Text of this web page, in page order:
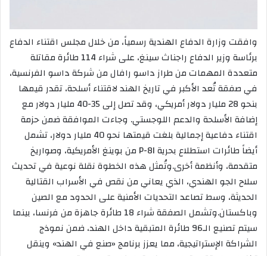
وافقت وزارة الدفاع الهندية رسمياً، من خلال مجلس اقتناء الدفاع
برئاسة وزير الدفاع راجناث سينغ، على شراء 114 طائرة مقاتلة
متعددة المهمات من طراز داسو رافال من شركة داسو الفرنسية،
في صفقة تُعد الأكبر في تاريخ الهند لاقتناء أسلحة، تقدر قيمها
بنحو 28 مليار دولار أمريكي، وقد تصل إلى 35-40 مليار دولار مع
إضافة الأسلحة والدعم اللوجستي. وجاءت الموافقة ضمن حزمة
اقتناء دفاعية إجمالية بلغت قيمتها نحو 40 مليار دولار، تشمل
أيضاً طائرات استطلاع بحرية P-8I من بوينغ الأمريكية، وصواريخ
متقدمة، وأنظمة أخرى.وتُمثل هذه الخطوة نقلة نوعية في تحديث
سلاح الجو الهندي، الذي يعاني من نقص في الأسراب القتالية
الحديثة، وسط تصاعد التحديات الأمنية على الحدود مع الصين
وباكستان.وتشمل الصفقة شراء 18 طائرة جاهزة من فرنسا، بينما
سيتم تصنيع الـ96 طائرة المتبقية داخل الهند، ضمن نموذج
الشراكة الإستراتيجية، مما يعزز برنامج «صنع في الهند» وينقل